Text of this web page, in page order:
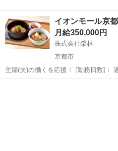
イオンモール京
月給350,000円
株式会社榮林
京都市
主婦(夫)の働くを応援！ [勤務日数]： 週5日~5日
10:00~22:00/10:00~20:00/